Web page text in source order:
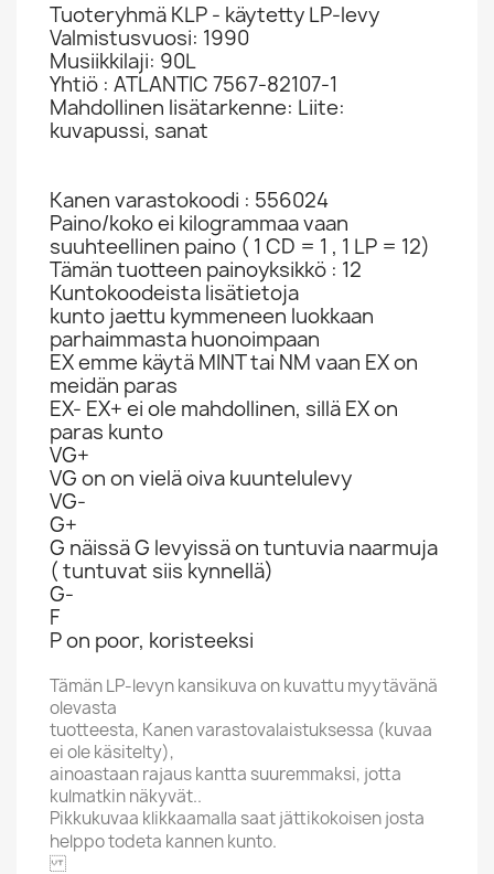
Tuoteryhmä KLP - käytetty LP-levy
Valmistusvuosi: 1990
Musiikkilaji: 90L
Yhtiö : ATLANTIC 7567-82107-1
Mahdollinen lisätarkenne: Liite:
kuvapussi, sanat
Kanen varastokoodi : 556024
Paino/koko ei kilogrammaa vaan
suuhteellinen paino ( 1 CD = 1 , 1 LP = 12)
Tämän tuotteen painoyksikkö : 12
Kuntokoodeista lisätietoja
kunto jaettu kymmeneen luokkaan
parhaimmasta huonoimpaan
EX emme käytä MINT tai NM vaan EX on
meidän paras
EX- EX+ ei ole mahdollinen, sillä EX on
paras kunto
VG+
VG on on vielä oiva kuuntelulevy
VG-
G+
G näissä G levyissä on tuntuvia naarmuja
( tuntuvat siis kynnellä)
G-
F
P on poor, koristeeksi
Tämän LP-levyn kansikuva on kuvattu myytävänä
olevasta
tuotteesta, Kanen varastovalaistuksessa (kuvaa
ei ole käsitelty),
ainoastaan rajaus kantta suuremmaksi, jotta
kulmatkin näkyvät..
Pikkukuvaa klikkaamalla saat jättikokoisen josta
helppo todeta kannen kunto.